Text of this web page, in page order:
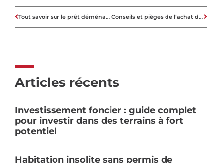
Tout savoir sur le prêt déménagement Conseils et pièges de l’achat d’un terrain pour construire la maison de vos rêves
Articles récents
Investissement foncier : guide complet
pour investir dans des terrains à fort
potentiel
Habitation insolite sans permis de